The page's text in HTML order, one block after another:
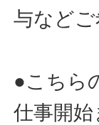
与など
●こちら
仕事開